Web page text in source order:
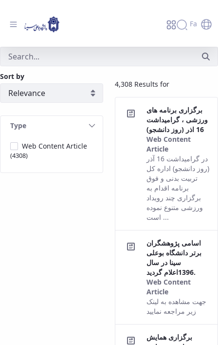
Fa
جستجو - دانشگاه بوعلی سینا همدان
Sort by
Type
Web Content Article
(4308)
4,308 Results for
برگزاری برنامه های
ورزشی ، گرامیداشت
16 اذر (روز دانشجو)
Web Content
Article
This result
comes from
the Persian
version of
this content.
در گرامیداشت 16 آذر
(روز دانشجو) اداره کل
تربیت بدنی و فوق
برنامه اقدام به
برگزاری چند رویداد
ورزشی متنوع نموده
است ...
اسامی پژوهشگران
برتر دانشگاه بوعلی
سینا در سال
1396اعلام گردید.
Web Content
Article
This result
comes from
the Persian
this content.
جهت مشاهده به لینک
زیر مراجعه نمایید
برگزاری همایش